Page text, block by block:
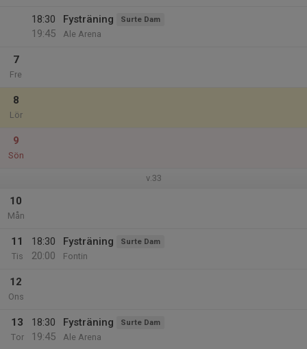
18:30
19:45
Fysträning Surte Dam
Ale Arena
7
Fre
8
Lör
9
Sön
v.33
10
Mån
11
Tis
18:30
20:00
Fysträning Surte Dam
Fontin
12
Ons
13
Tor
18:30
19:45
Fysträning Surte Dam
Ale Arena